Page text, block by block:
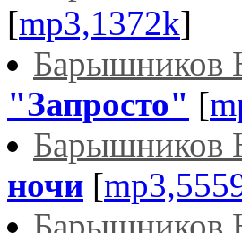
[mp3,1372k]
Барышников
"Запросто" [
Барышников
ночи [